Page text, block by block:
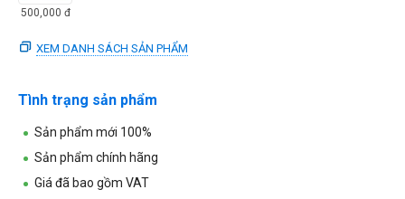
500,000 đ
XEM DANH SÁCH SẢN PHẨM
Tình trạng sản phẩm
Sản phẩm mới 100%
Sản phẩm chính hãng
Giá đã bao gồm VAT